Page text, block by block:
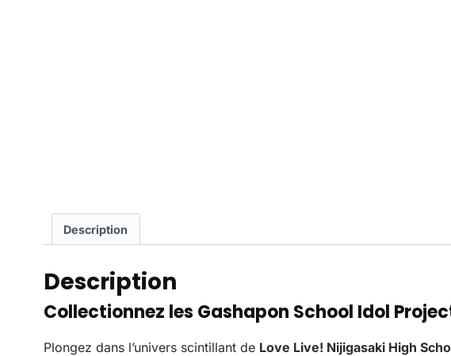
Description
Description
Collectionnez les Gashapon School Idol
Plongez dans l’univers scintillant de Love Live! Nijigasaki High